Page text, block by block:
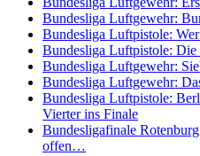
Bundesliga Luftgewehr:
Bundesliga Luftpistole:
Bundesliga Luftpistole: Die
Bundesliga Luftgewehr:
Bundesliga Luftgewehr:
Bundesliga Luftpistole:
Vierter ins Finale
Bundesligafinale
offen…